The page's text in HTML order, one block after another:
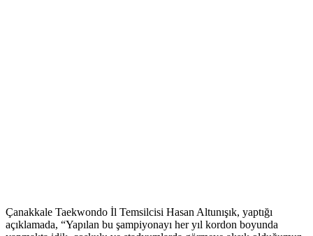
Çanakkale Taekwondo İl Temsilcisi Hasan Altunışık, yaptığı
açıklamada, “Yapılan bu şampiyonayı her yıl kordon boyunda